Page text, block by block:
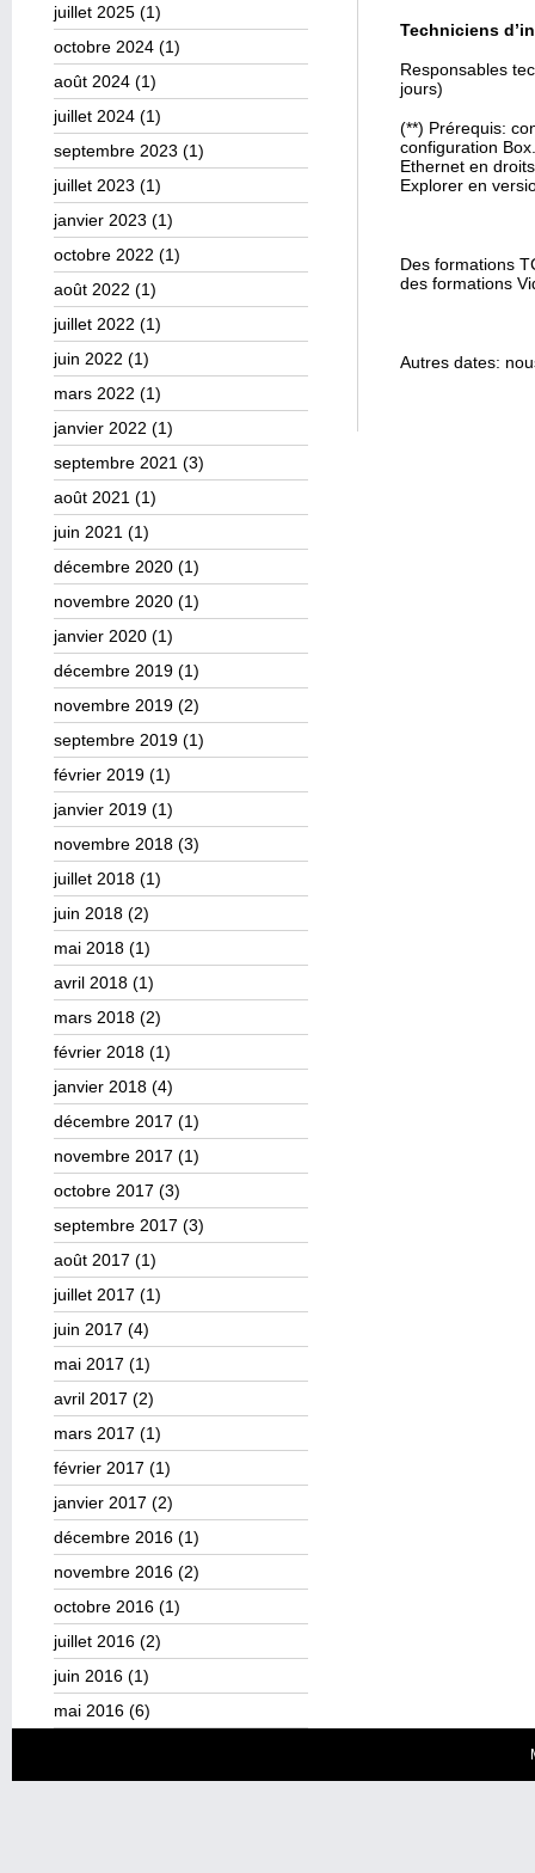
juillet 2025 (1)
octobre 2024 (1)
août 2024 (1)
juillet 2024 (1)
septembre 2023 (1)
juillet 2023 (1)
janvier 2023 (1)
octobre 2022 (1)
août 2022 (1)
juillet 2022 (1)
juin 2022 (1)
mars 2022 (1)
janvier 2022 (1)
septembre 2021 (3)
août 2021 (1)
juin 2021 (1)
décembre 2020 (1)
novembre 2020 (1)
janvier 2020 (1)
décembre 2019 (1)
novembre 2019 (2)
septembre 2019 (1)
février 2019 (1)
janvier 2019 (1)
novembre 2018 (3)
juillet 2018 (1)
juin 2018 (2)
mai 2018 (1)
avril 2018 (1)
mars 2018 (2)
février 2018 (1)
janvier 2018 (4)
décembre 2017 (1)
novembre 2017 (1)
octobre 2017 (3)
septembre 2017 (3)
août 2017 (1)
juillet 2017 (1)
juin 2017 (4)
mai 2017 (1)
avril 2017 (2)
mars 2017 (1)
février 2017 (1)
janvier 2017 (2)
décembre 2016 (1)
novembre 2016 (2)
octobre 2016 (1)
juillet 2016 (2)
juin 2016 (1)
mai 2016 (6)
Techniciens
Responsables
jours)
(**) Prérequis:
configuration
Ethernet en
Explorer en
Des formations
des formations
Autres dates: